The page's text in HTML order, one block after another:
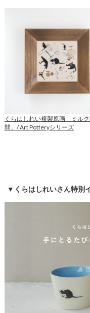
くらはしれい複製原画「ミル
間」/ Art Potteryシリーズ
▼くらはしれいさん特別